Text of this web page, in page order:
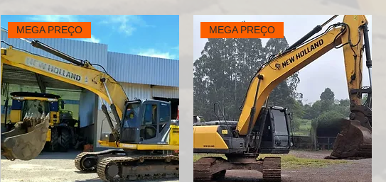
MEGA PREÇO MEGA PREÇO